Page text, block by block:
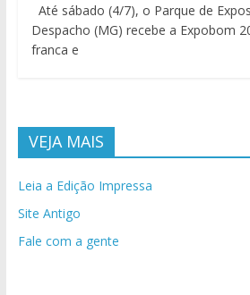
Até sábado (4/7), o Parque de
Despacho (MG) recebe a Expobom
franca e
VEJA MAIS
Leia a Edição Impressa
Site Antigo
Fale com a gente